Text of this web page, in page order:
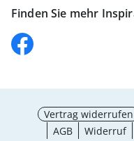
Finden Sie mehr
Vertrag widerrufen
AGB
Widerruf